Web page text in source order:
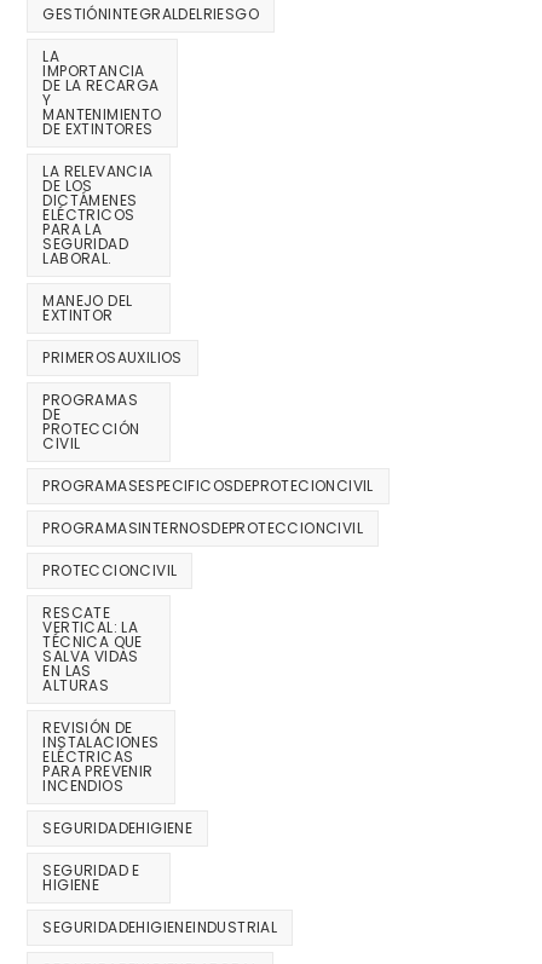
GESTIÓNINTEGRALDELRIESGO
LA
IMPORTANCIA
DE LA RECARGA
Y
MANTENIMIENTO
DE EXTINTORES
LA RELEVANCIA
DE LOS
DICTÁMENES
ELÉCTRICOS
PARA LA
SEGURIDAD
LABORAL.
MANEJO DEL
EXTINTOR
PRIMEROSAUXILIOS
PROGRAMAS
DE
PROTECCIÓN
CIVIL
PROGRAMASESPECIFICOSDEPROTECIONCIVIL
PROGRAMASINTERNOSDEPROTECCIONCIVIL
PROTECCIONCIVIL
RESCATE
VERTICAL: LA
TÉCNICA QUE
SALVA VIDAS
EN LAS
ALTURAS
REVISIÓN DE
INSTALACIONES
ELÉCTRICAS
PARA PREVENIR
INCENDIOS
SEGURIDADEHIGIENE
SEGURIDAD E
HIGIENE
SEGURIDADEHIGIENEINDUSTRIAL